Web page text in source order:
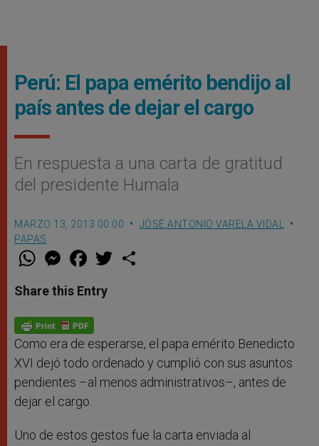
Perú: El papa emérito bendijo al
país antes de dejar el cargo
En respuesta a una carta de gratitud
del presidente Humala
MARZO 13, 2013 00:00
JOSÉ ANTONIO VARELA VIDAL
PAPAS
W
t
s
p
p
M
e
s
e
g
e
r
F
a
e
b
o
k
w
Share this Entry
Como era de esperarse, el papa emérito Benedicto
XVI dejó todo ordenado y cumplió con sus asuntos
pendientes –al menos administrativos–, antes de
dejar el cargo.
Uno de estos gestos fue la carta enviada al